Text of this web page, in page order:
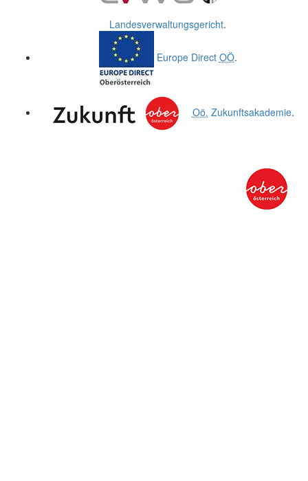
Landesverwaltungsgericht.
Europe Direct OÖ.
Oö. Zukunftsakademie.